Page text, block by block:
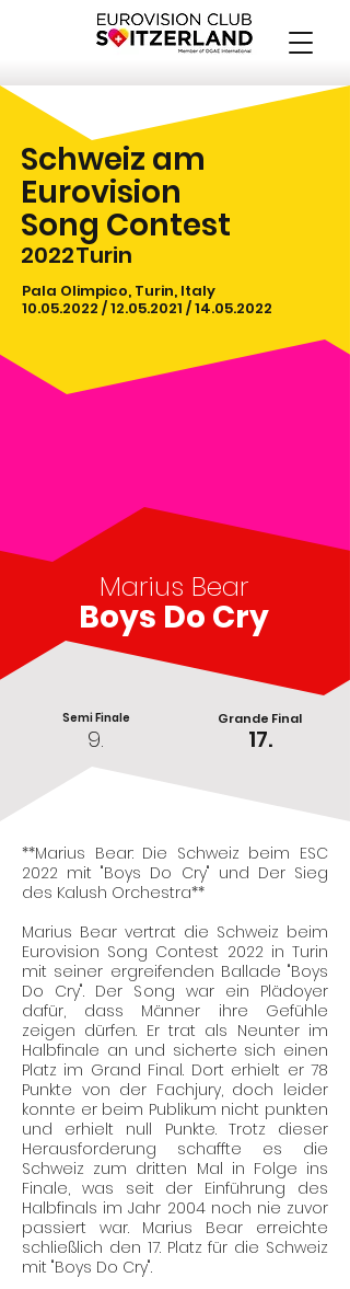
Schweiz am
Eurovision
Song Contest
Turin
2022
Pala Olimpico, Turin, Italy
10.05.2022 /12.05.2021 /14.05.2022
Marius Bear
Boys Do Cry
Semi Finale
9.
Grande Final
17.
**Marius Bear: Die Schweiz beim ESC
2022 mit "Boys Do Cry" und Der Sieg
des Kalush Orchestra**
Marius Bear vertrat die Schweiz beim
Eurovision Song Contest 2022 in Turin
mit seiner ergreifenden Ballade "Boys
Do Cry". Der Song war ein Plädoyer
dafür, dass Männer ihre Gefühle
zeigen dürfen. Er trat als Neunter im
Halbfinale an und sicherte sich einen
Platz im Grand Final. Dort erhielt er 78
Punkte von der Fachjury, doch leider
konnte er beim Publikum nicht punkten
und erhielt null Punkte. Trotz dieser
Herausforderung schaffte es die
Schweiz zum dritten Mal in Folge ins
Finale, was seit der Einführung des
Halbfinals im Jahr 2004 noch nie zuvor
passiert war. Marius Bear erreichte
schließlich den 17. Platz für die Schweiz
mit "Boys Do Cry".